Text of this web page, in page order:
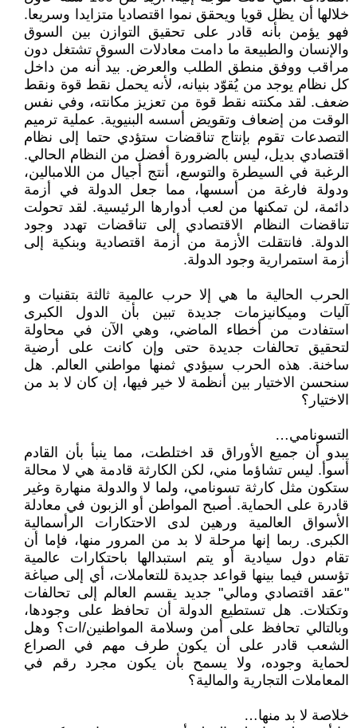
خلالها أن يظل قويا ويحقق نموا اقتصاديا متزايدا وسريعا.
فهو يؤمن بأنه قادر على تحقيق التوازن بين السوق
والإنسان والطبيعة ما دامت معادلات السوق تشتغل دون
مراقب ووفق منطق الطلب والعرض. بيد أنه من داخل
كل نظام يوجد من يُقوّد بنيانه، لأنه يحمل نقط قوة ونقط
ضعف. لقد مكنته نقط قوة من تعزيز مكانته، وفي نفس
الوقت من إضعاف وتقويض أسسه البنيوية. عملية ترميم
التصدعات تقوم بإنتاج تناقضات ستؤدي حتما إلى نظام
اقتصادي بديل، ليس بالضرورة أفضل من النظام الحالي.
الرغبة في السيطرة والتوسع، أنتج أجيال من اللامبالين،
ودولة فارغة من أسسها، مما جعل الدولة في أزمة
دائمة، لن تمكنها من لعب أدوارها الرئيسية. لقد تحولت
تناقضات النظام الاقتصادي إلى تناقضات تهدد وجود
الدولة. فانتقلت الأزمة من أزمة اقتصادية وبنكية إلى
أزمة استمرارية وجود الدولة.
الحرب الحالية ما هي إلا حرب عالمية ثالثة بتقنيات و
آليات وميكانيزمات جديدة تبين بأن الدول الكبرى
استفادت من أخطاء الماضي، وهي الآن في محاولة
لتحقيق تحالفات جديدة حتى وإن كانت على أرضية
ساخنة. هذه الحرب سيؤدي ثمنها مواطني العالم. هل
سنحسن الاختيار بين أنظمة لا خير فيها، إن كان لا بد من
الاختيار؟
التسونامي…
يبدو أن جميع الأوراق قد اختلطت، مما ينبأ بأن القادم
أسوأ. ليس تشاؤما مني، لكن الكارثة قادمة هي لا محالة
ستكون مثل كارثة تسونامي، ولما لا والدولة منهارة وغير
قادرة على الحماية. أصبح المواطن أو الزبون في معادلة
الأسواق العالمية ورهين لدى الاحتكارات الرأسمالية
الكبرى. ربما إنها مرحلة لا بد من المرور منها، فإما أن
تقام دول سيادية أو يتم استبدالها باحتكارات عالمية
تؤسس فيما بينها قواعد جديدة للتعاملات، أي إلى صياغة
"عقد اقتصادي ومالي" جديد يقسم العالم إلى تحالفات
وتكتلات. هل تستطيع الدولة أن تحافظ على وجودها،
وبالتالي تحافظ على أمن وسلامة المواطنين/ات؟ وهل
الشعب قادر على أن يكون طرف مهم في الصراع
لحماية وجوده، ولا يسمح بأن يكون مجرد رقم في
المعاملات التجارية والمالية؟
خلاصة لا بد منها…